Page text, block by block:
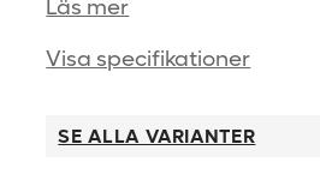
Läs mer
Visa specifikationer
SE ALLA VARIANTER